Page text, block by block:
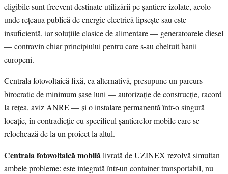
eligibile sunt frecvent destinate utilizării pe șantiere izolate, acolo
unde rețeaua publică de energie electrică lipsește sau este
insuficientă, iar soluțiile clasice de alimentare — generatoarele diesel
— contravin chiar principiului pentru care s-au cheltuit banii
europeni.
Centrala fotovoltaică fixă, ca alternativă, presupune un parcurs
birocratic de minimum șase luni — autorizație de construcție, racord
la rețea, aviz ANRE — și o instalare permanentă într-o singură
locație, în contradicție cu specificul șantierelor mobile care se
relochează de la un proiect la altul.
Centrala fotovoltaică mobilă livrată de UZINEX rezolvă simultan
ambele probleme: este integrată într-un container transportabil, nu